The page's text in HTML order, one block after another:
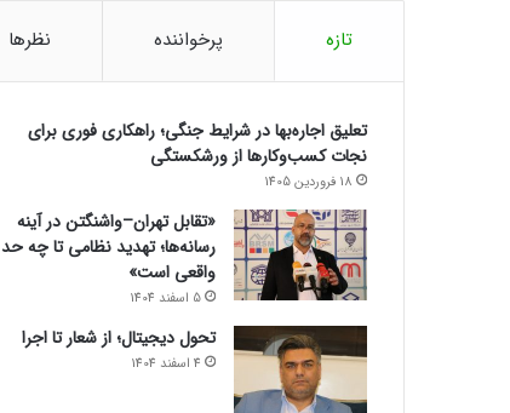
تازه پرخواننده نظرها
تعلیق اجاره‌بها در شرایط جنگی؛ راهکاری فوری برای
نجات کسب‌وکارها از ورشکستگی
18 فروردین 1405
«تقابل تهران–واشنگتن در آینه
رسانه‌ها؛ تهدید نظامی تا چه حد
واقعی است»
5 اسفند 1404
تحول دیجیتال؛ از شعار تا اجرا
4 اسفند 1404